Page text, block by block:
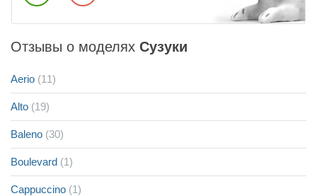
Отзывы о моделях Cузуки
Aerio (11)
Alto (19)
Baleno (30)
Boulevard (1)
Cappuccino (1)